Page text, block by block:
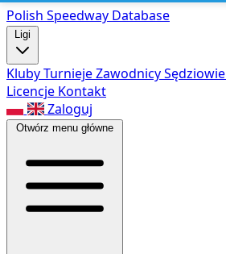
Polish Speedway Database
Ligi
KlubyTurniejeZawodnicySędziowie
Licencje Kontakt
Zaloguj
Otwórz menu główne